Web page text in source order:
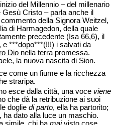
del Millennio – del millenario
Cristo – parla anche il
della Signora Weitzel,
di Harmagedon, della quale
precedente (Isa 66,6), il
e ***dopo***(!!!) i salvati da
Dio nella terra promessa.
la nuova nascita di Sion.
come un fiume e la ricchezza
straripa.
esce dalla città, una voce viene
che dà la retribuzione ai suoi
doglie di parto, ella ha partorito;
dato alla luce un maschio.